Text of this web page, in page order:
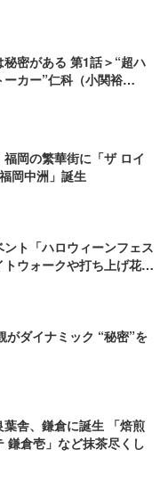
密がある 第1話＞“超ハ
カー”仁科（小関裕
岡の繁華街に「ザ ロイ
岡中洲」誕生
ト「ハロウィーンフェス
ウォークや打ち上げ花火
がダイナミック “秘密”を
舎、鎌倉に誕生 「焙煎
鎌倉壱」など抹茶尽くし